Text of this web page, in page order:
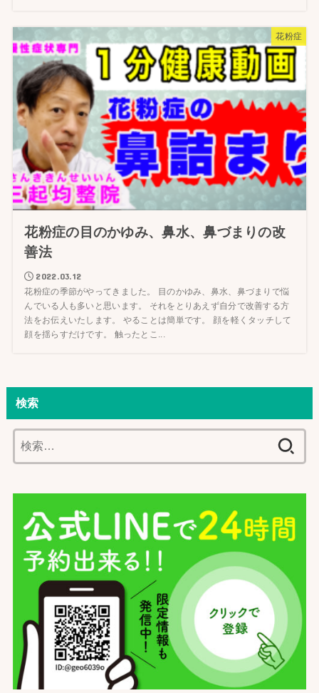
花粉症
花粉症の目のかゆみ、鼻水、鼻づまりの改
善法
2022.03.12
花粉症の季節がやってきました。 目のかゆみ、鼻水、鼻づまりで悩
んでいる人も多いと思います。 それをとりあえず自分で改善する方
法をお伝えいたします。 やることは簡単です。 顔を軽くタッチして
顔を揺らすだけです。 触ったとこ...
検索
索: